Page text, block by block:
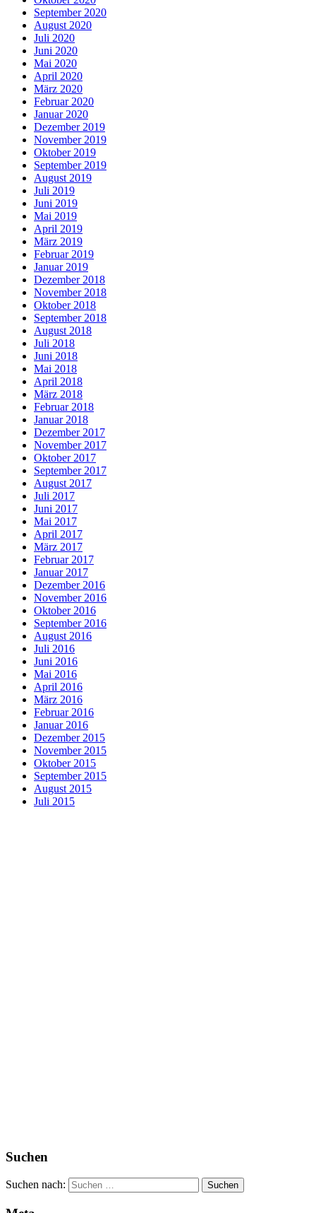
September 2020
August 2020
Juli 2020
Juni 2020
Mai 2020
April 2020
März 2020
Februar 2020
Januar 2020
Dezember 2019
November 2019
Oktober 2019
September 2019
August 2019
Juli 2019
Juni 2019
Mai 2019
April 2019
März 2019
Februar 2019
Januar 2019
Dezember 2018
November 2018
Oktober 2018
September 2018
August 2018
Juli 2018
Juni 2018
Mai 2018
April 2018
März 2018
Februar 2018
Januar 2018
Dezember 2017
November 2017
Oktober 2017
September 2017
August 2017
Juli 2017
Juni 2017
Mai 2017
April 2017
März 2017
Februar 2017
Januar 2017
Dezember 2016
November 2016
Oktober 2016
September 2016
August 2016
Juli 2016
Juni 2016
Mai 2016
April 2016
März 2016
Februar 2016
Januar 2016
Dezember 2015
November 2015
Oktober 2015
September 2015
August 2015
Juli 2015
Suchen
Suchen nach: